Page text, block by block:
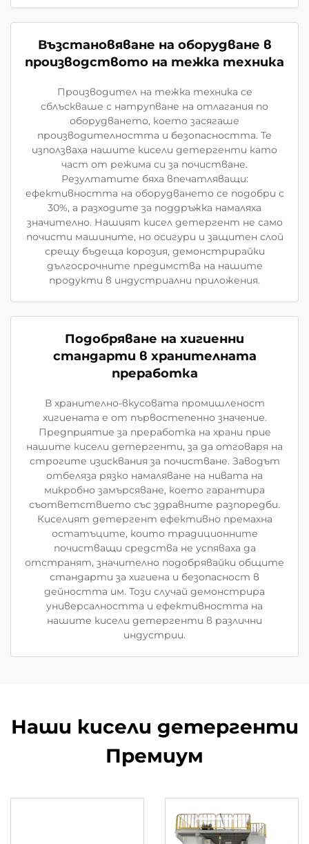
Възстановяване на оборудване в
производството на тежка техника
Производител на тежка техника се
сблъскваше с натрупване на отлагания по
оборудването, което засягаше
производителността и безопасността. Те
използваха нашите кисели детергенти като
част от режима си за почистване.
Резултатите бяха впечатляващи:
ефективността на оборудването се подобри с
30%, а разходите за поддръжка намаляха
значително. Нашият кисел детергент не само
почисти машините, но осигури и защитен слой
срещу бъдеща корозия, демонстрирайки
дългосрочните предимства на нашите
продукти в индустриални приложения.
Подобряване на хигиенни
стандарти в хранителната
преработка
В хранително-вкусовата промишленост
хигиената е от първостепенно значение.
Предприятие за преработка на храни прие
нашите кисели детергенти, за да отговаря на
строгите изисквания за почистване. Заводът
отбеляза рязко намаляване на нивата на
микробно замърсяване, което гарантира
съответствието със здравните разпоредби.
Киселият детергент ефективно премахна
остатъците, които традиционните
почистващи средства не успяваха да
отстранят, значително подобрявайки общите
стандарти за хигиена и безопасност в
дейността им. Този случай демонстрира
универсалността и ефективността на
нашите кисели детергенти в различни
индустрии.
Наши кисели детергенти
Премиум